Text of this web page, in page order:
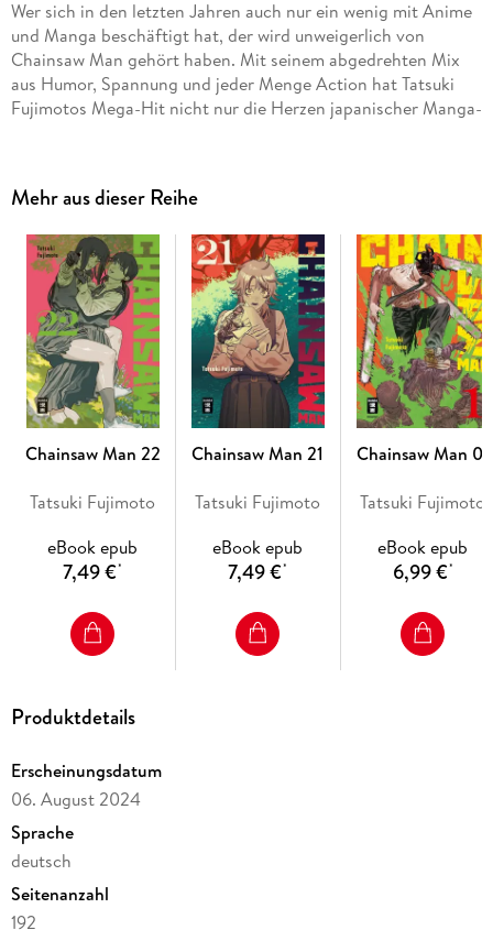
Wer sich in den letzten Jahren auch nur ein wenig mit Anime
und Manga beschäftigt hat, der wird unweigerlich von
Chainsaw Man gehört haben. Mit seinem abgedrehten Mix
aus Humor, Spannung und jeder Menge Action hat Tatsuki
Fujimotos Mega-Hit nicht nur die Herzen japanischer Manga-
Inhalt Band 17:Die Chainsaw-Man-Kirche ist ins Fadenkreuz
der Behörde für Öffentliche Sicherheit geraten und wird von
deren Agenten gnadenlos auseinandergenommen. Auch Asa,
die seit kurzem Aushängeschild der Kirche ist, steht auf der
Abschussliste. Während es ihr nur dank Yorus Hilfe gelingt,
der Behörde zu entkommen, verwandelt sich die gesamte
Stadt in ein grausames Schlachtfeld. . .
"Blutig, lustig und actiongeladen."
- Manga Passion.
--- Dieses spezielle E-Book-Format kann auf allen aktuelleren
Leseprogramm sollte die Darstellung von Fixed-Image-E-Books im
EPUB3- oder mobi/KF8-Format unterstützen. Weitere
---
Mehr aus dieser Reihe
Chainsaw Man 22
Tatsuki Fujimoto
eBook epub
7,49 €*
Chainsaw Man 21
Tatsuki Fujimoto
eBook epub
7,49 €*
Chainsaw Man 01
Tatsuki Fujimoto
eBook epub
6,99 €*
Produktdetails
Erscheinungsdatum
06. August 2024
Sprache
deutsch
Seitenanzahl
192